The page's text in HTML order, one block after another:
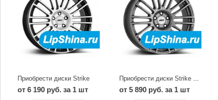
Приобрести диски Strike
от 6 190 руб. за 1 шт от 5 890 руб. за 1 шт